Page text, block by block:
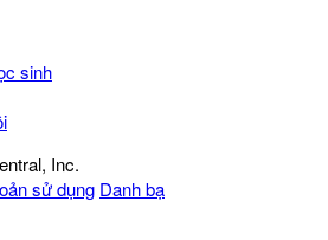
sinh
Inc.
sử dụng Danh bạ